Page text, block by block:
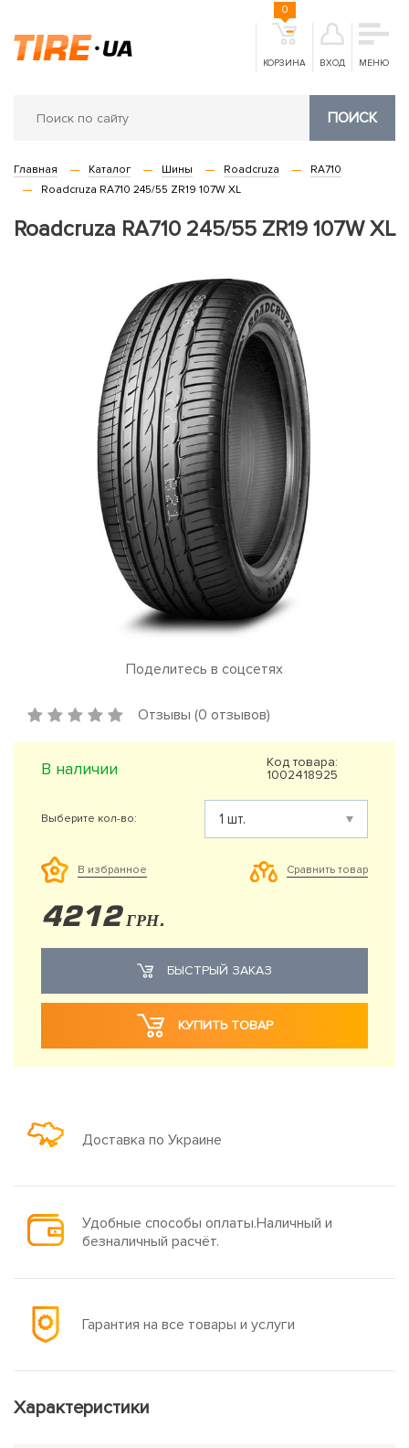
КОРЗИНА
0
ВХОД МЕНЮ
ПОИСК
Главная Каталог Шины Roadcruza
RA710
Roadcruza RA710 245/55 ZR19 107W XL
Roadcruza RA710 245/55 ZR19 107W XL
Поделитесь в соцсетях
Отзывы (0 отзывов)
В наличии
Код товара:
1002418925
Выберите кол-во:
В избранное Сравнить товар
4212 ГРН.
БЫСТРЫЙ ЗАКАЗ
КУПИТЬ ТОВАР
Доставка по Украине
Удобные способы оплаты.Наличный и
безналичный расчёт.
Гарантия на все товары и услуги
Характеристики